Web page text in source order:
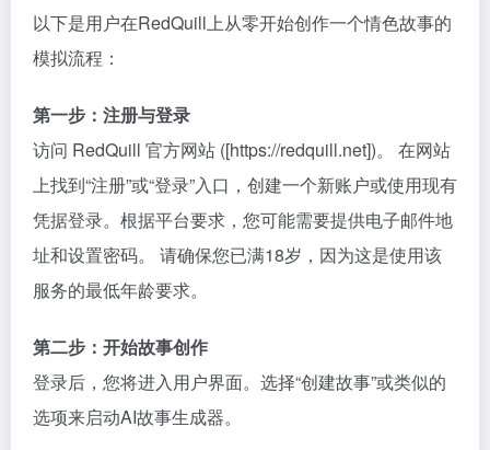
以下是用户在RedQuill上从零开始创作一个情色故事的
模拟流程：
第一步：注册与登录
访问 RedQuill 官方网站 ([https://redquill.net])。 在网站
上找到“注册”或“登录”入口，创建一个新账户或使用现有
凭据登录。根据平台要求，您可能需要提供电子邮件地
址和设置密码。 请确保您已满18岁，因为这是使用该
服务的最低年龄要求。
第二步：开始故事创作
登录后，您将进入用户界面。选择“创建故事”或类似的
选项来启动AI故事生成器。